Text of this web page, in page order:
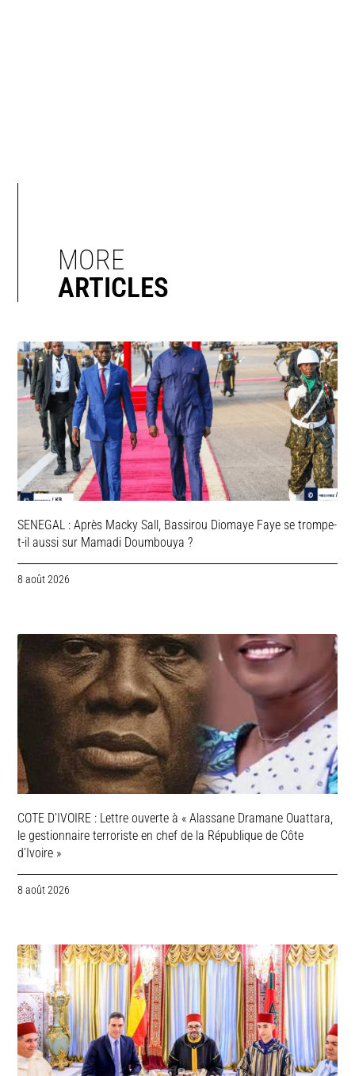
MORE
ARTICLES
SENEGAL : Après Macky Sall, Bassirou Diomaye Faye se trompe-
t-il aussi sur Mamadi Doumbouya ?
8 août 2026
COTE D’IVOIRE : Lettre ouverte à « Alassane Dramane Ouattara,
le gestionnaire terroriste en chef de la République de Côte
d’Ivoire »
8 août 2026